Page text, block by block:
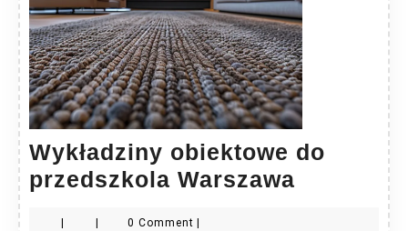
Wykładziny obiektowe do
przedszkola Warszawa
0 Comment